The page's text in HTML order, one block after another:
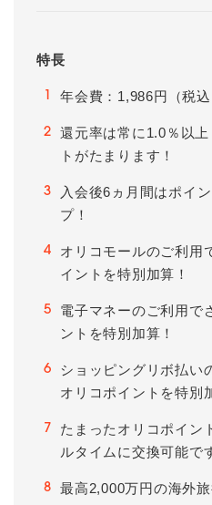
特長
1 年会費：1,986円（税込
2
還元率は常に1.0％以
トがたまります！
3
入会後6ヵ月間はポイ
プ！
4
オリコモールのご利用
イントを特別加算！
5
電子マネーのご利用で
ントを特別加算！
6
ショッピングリボ払い
オリコポイントを特別
7
たまったオリコポイン
ルタイムに交換可能で
8 最高2,000万円の海外